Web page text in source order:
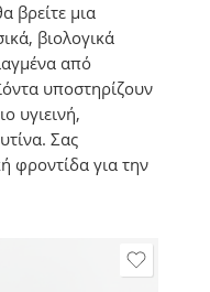
βρείτε μια
βιολογικά
από
υποστηρίζουν
υγιεινή,
Σας
φροντίδα για την